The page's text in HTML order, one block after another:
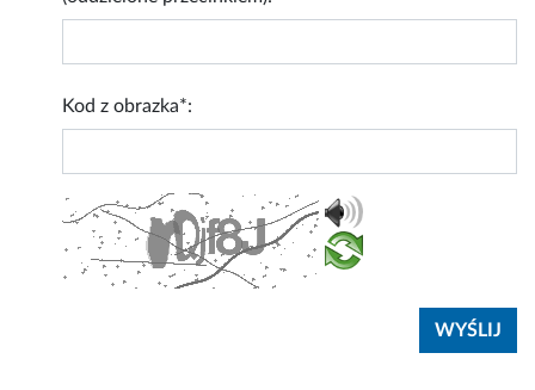
Kod z obrazka*: